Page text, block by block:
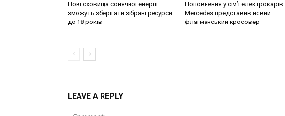
Нові сховища сонячної енергії
зможуть зберігати зібрані ресурси
до 18 років
Поповнення у сім’ї електрокарів:
Mercedes представив новий
флагманський кросовер
LEAVE A REPLY